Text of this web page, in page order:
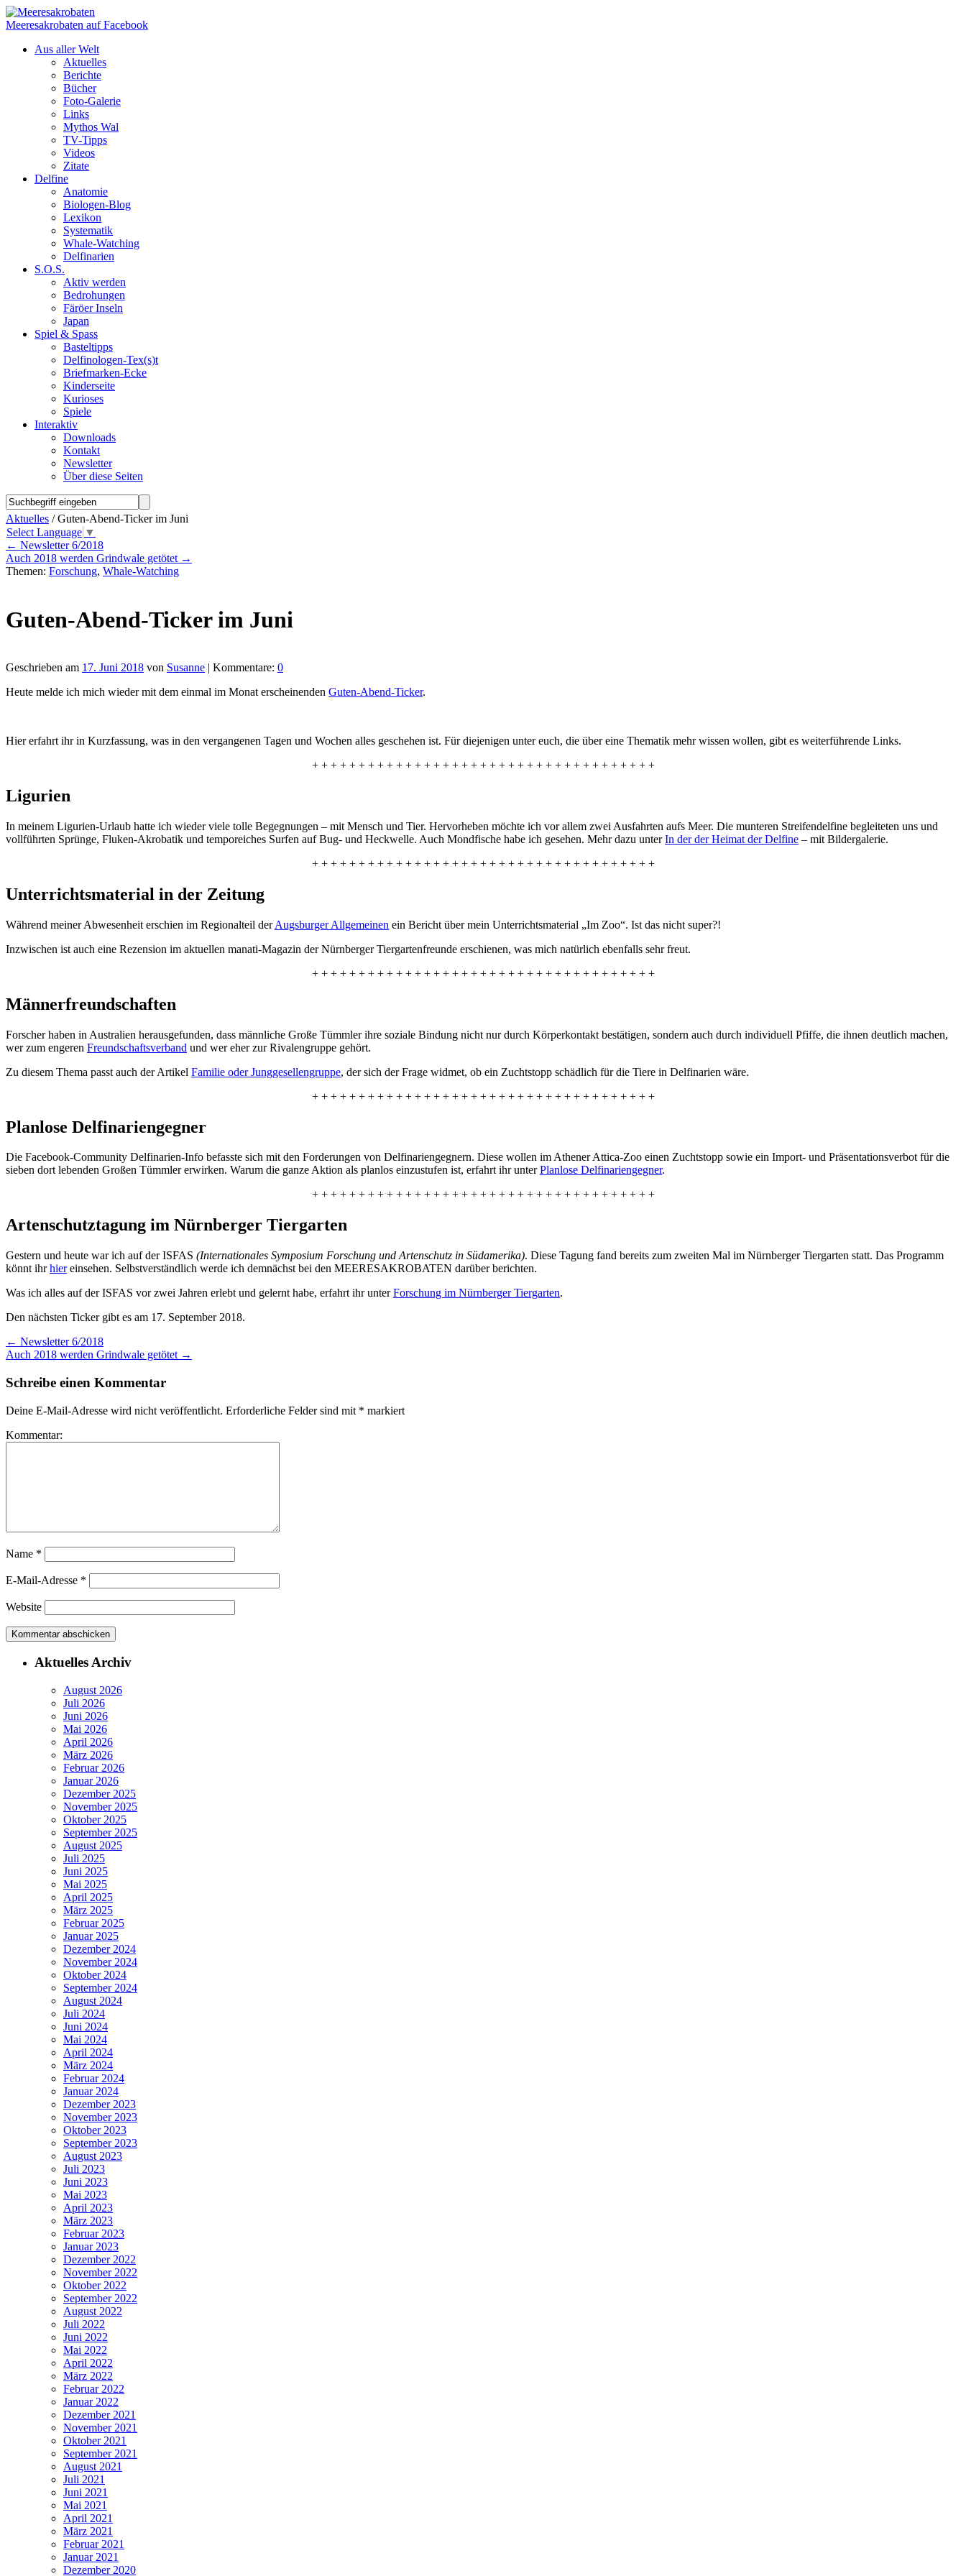
Meeresakrobaten auf Facebook
Aus aller Welt
Aktuelles
Berichte
Bücher
Foto-Galerie
Links
Mythos Wal
TV-Tipps
Videos
Zitate
Delfine
Anatomie
Biologen-Blog
Lexikon
Systematik
Whale-Watching
Delfinarien
S.O.S.
Aktiv werden
Bedrohungen
Färöer Inseln
Japan
Spiel & Spass
Basteltipps
Delfinologen-Tex(s)t
Briefmarken-Ecke
Kinderseite
Kurioses
Spiele
Interaktiv
Downloads
Kontakt
Newsletter
Über diese Seiten
Aktuelles / Guten-Abend-Ticker im Juni
Select Language ▼
← Newsletter 6/2018
Auch 2018 werden Grindwale getötet →
Themen: Forschung, Whale-Watching
Guten-Abend-Ticker im Juni
Geschrieben am 17. Juni 2018 von Susanne | Kommentare: 0
Heute melde ich mich wieder mit dem einmal im Monat erscheinenden Guten-Abend-Ticker.
Hier erfahrt ihr in Kurzfassung, was in den vergangenen Tagen und Wochen alles geschehen ist. Für diejenigen unter euch, die über eine Thematik mehr wissen wollen, gibt es weiterführende Links.
+ + + + + + + + + + + + + + + + + + + + + + + + + + + + + + + + + + + + +
Ligurien
In meinem Ligurien-Urlaub hatte ich wieder viele tolle Begegnungen – mit Mensch und Tier. Hervorheben möchte ich vor allem zwei Ausfahrten aufs Meer. Die munteren Streifendelfine begleiteten uns und
vollführten Sprünge, Fluken-Akrobatik und temporeiches Surfen auf Bug- und Heckwelle. Auch Mondfische habe ich gesehen. Mehr dazu unterIn der der Heimat der Delfine – mit Bildergalerie.
+ + + + + + + + + + + + + + + + + + + + + + + + + + + + + + + + + + + + +
Unterrichtsmaterial in der Zeitung
Während meiner Abwesenheit erschien im Regionalteil derAugsburger Allgemeinen ein Bericht über mein Unterrichtsmaterial „Im Zoo“. Ist das nicht super?!
Inzwischen ist auch eine Rezension im aktuellen manati-Magazin der Nürnberger Tiergartenfreunde erschienen, was mich natürlich ebenfalls sehr freut.
+ + + + + + + + + + + + + + + + + + + + + + + + + + + + + + + + + + + + +
Männerfreundschaften
Forscher haben in Australien herausgefunden, dass männliche Große Tümmler ihre soziale Bindung nicht nur durch Körperkontakt bestätigen, sondern auch durch individuell Pfiffe, die ihnen deutlich machen,
wer zum engeren Freundschaftsverband und wer eher zur Rivalengruppe gehört.
Zu diesem Thema passt auch der Artikel Familie oder Junggesellengruppe, der sich der Frage widmet, ob ein Zuchtstopp schädlich für die Tiere in Delfinarien wäre.
+ + + + + + + + + + + + + + + + + + + + + + + + + + + + + + + + + + + + +
Planlose Delfinariengegner
Die Facebook-Community Delfinarien-Info befasste sich mit den Forderungen von Delfinariengegnern. Diese wollen im Athener Attica-Zoo einen Zuchtstopp sowie ein Import- und Präsentationsverbot für die
sieben dort lebenden Großen Tümmler erwirken. Warum die ganze Aktion als planlos einzustufen ist, erfahrt ihr unterPlanlose Delfinariengegner.
+ + + + + + + + + + + + + + + + + + + + + + + + + + + + + + + + + + + + +
Artenschutztagung im Nürnberger Tiergarten
Gestern und heute war ich auf der ISFAS (Internationales Symposium Forschung und Artenschutz in Südamerika). Diese Tagung fand bereits zum zweiten Mal im Nürnberger Tiergarten statt. Das Programm
könnt ihrhiereinsehen. Selbstverständlich werde ich demnächst bei den MEERESAKROBATEN darüber berichten.
Was ich alles auf der ISFAS vor zwei Jahren erlebt und gelernt habe, erfahrt ihr unterForschung im Nürnberger Tiergarten.
Den nächsten Ticker gibt es am 17. September 2018.
← Newsletter 6/2018
Auch 2018 werden Grindwale getötet →
Schreibe einen Kommentar
Deine E-Mail-Adresse wird nicht veröffentlicht. Erforderliche Felder sind mit * markiert
Kommentar:
Name *
E-Mail-Adresse *
Website
Aktuelles Archiv
August 2026
Juli 2026
Juni 2026
Mai 2026
April 2026
März 2026
Februar 2026
Januar 2026
Dezember 2025
November 2025
Oktober 2025
September 2025
August 2025
Juli 2025
Juni 2025
Mai 2025
April 2025
März 2025
Februar 2025
Januar 2025
Dezember 2024
November 2024
Oktober 2024
September 2024
August 2024
Juli 2024
Juni 2024
Mai 2024
April 2024
März 2024
Februar 2024
Januar 2024
Dezember 2023
November 2023
Oktober 2023
September 2023
August 2023
Juli 2023
Juni 2023
Mai 2023
April 2023
März 2023
Februar 2023
Januar 2023
Dezember 2022
November 2022
Oktober 2022
September 2022
August 2022
Juli 2022
Juni 2022
Mai 2022
April 2022
März 2022
Februar 2022
Januar 2022
Dezember 2021
November 2021
Oktober 2021
September 2021
August 2021
Juli 2021
Juni 2021
Mai 2021
April 2021
März 2021
Februar 2021
Januar 2021
Dezember 2020